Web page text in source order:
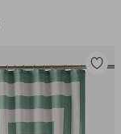
Legg